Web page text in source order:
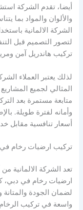
أيضا، تقدم الشركة
والألوان والمواد بما
الشركة الالمانية
لتصور التصميم قبل
تركيب هاندريل آمن
لذلك يعتبر العملاء
المثالي لجميع
متابعة مستمرة بعد
وأمانه لفترة طويلة.
أسعار تنافسية مقابل
تركيب ارضيات رخام
تعد الشركة الالمانية
ارضيات رخام في دبي،
لضمان الجودة
واسعة في تركيب